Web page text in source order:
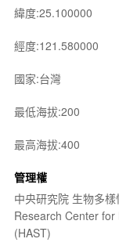
緯度:25.100000
經度:121.580000
國家:台灣
最低海拔:200
最高海拔:400
管理權
中央研究院 生物多
Research Center
(HAST)